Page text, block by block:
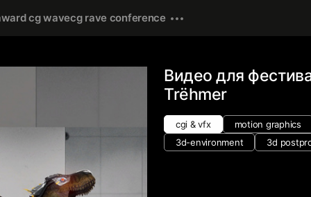
cg wavecg rave conference
Видео для
Trёhmer
cgi & vfx
motion graphics
3d-environment
3d